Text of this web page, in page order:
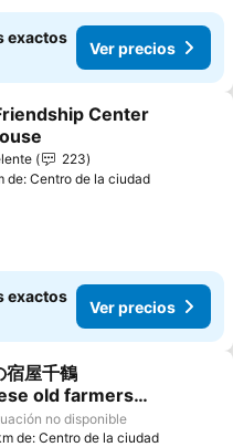
exactos
Ver precios
a favoritos
Center
223
de: Centro de la ciudad
exactos
Ver precios
a favoritos
宿屋千鶴
old farmers
no disponible
de: Centro de la ciudad